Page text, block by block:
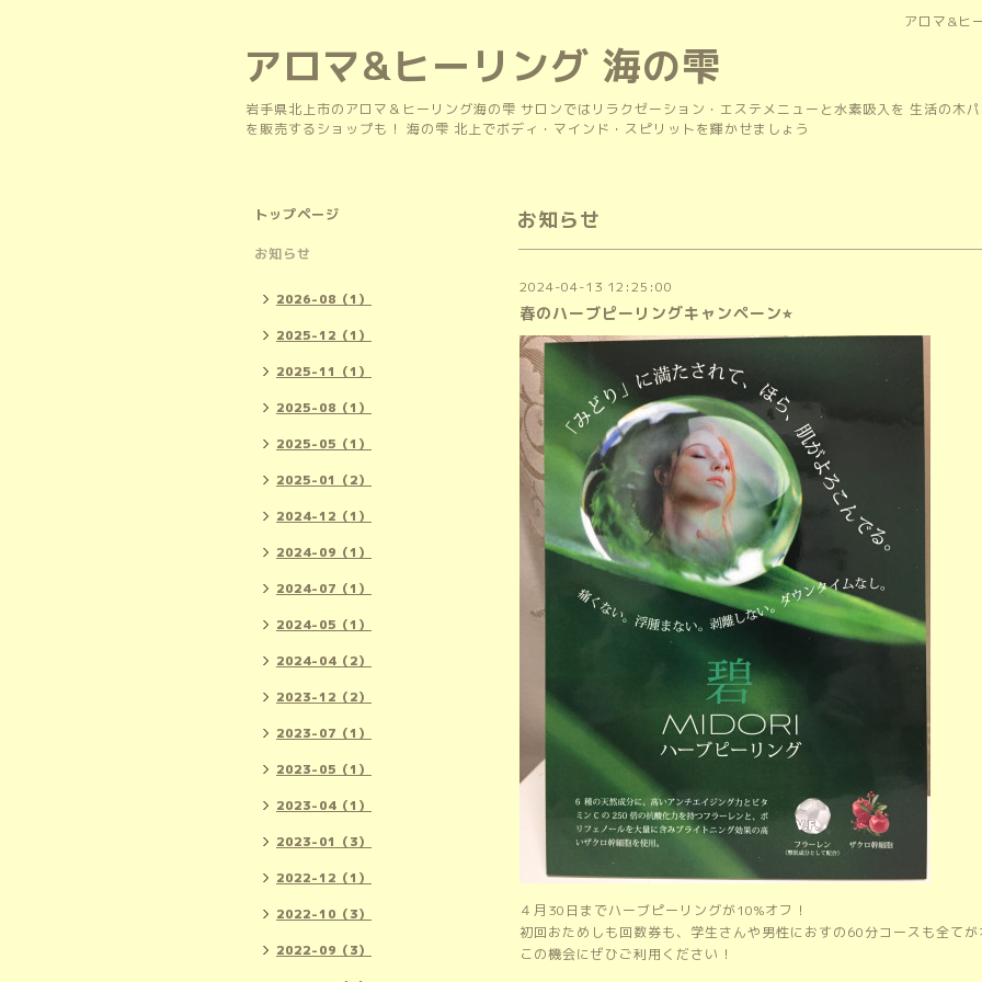
アロマ&ヒ
アロマ&ヒーリング 海の雫
岩手県北上市のアロマ＆ヒーリング海の雫 サロンではリラクゼーション・エステメニューと水素吸入を 生活の木
を販売するショップも！ 海の雫 北上でボディ・マインド・スピリットを輝かせましょう
お知らせ
2024-04-13 12:25:00
春のハーブピーリングキャンペーン⭐︎
４月30日までハーブピーリングが10%オフ！
初回おためしも回数券も、学生さんや男性におすの60分コースも全て
この機会にぜひご利用ください！
トップページ
お知らせ
2026-08（1）
2025-12（1）
2025-11（1）
2025-08（1）
2025-05（1）
2025-01（2）
2024-12（1）
2024-09（1）
2024-07（1）
2024-05（1）
2024-04（2）
2023-12（2）
2023-07（1）
2023-05（1）
2023-04（1）
2023-01（3）
2022-12（1）
2022-10（3）
2022-09（3）